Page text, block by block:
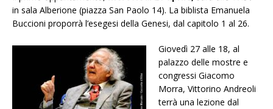
in sala Alberione (piazza San Paolo 14). La biblista Emanuela
Buccioni proporrà l’esegesi della Genesi, dal capitolo 1 al 26.
Giovedì 27 alle 18, al
palazzo delle mostre e
congressi Giacomo
Morra, Vittorino Andreoli
terrà una lezione dal